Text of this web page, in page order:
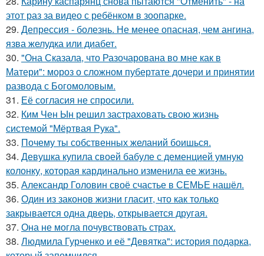
этот раз за видео с ребёнком в зоопарке.
29. Депрессия - болезнь. Не менее опасная, чем ангина,
язва желудка или диабет.
30. "Она Сказала, что Разочарована во мне как в
Матери": мороз о сложном пубертате дочери и принятии
развода с Богомоловым.
31. Её согласия не спросили.
32. Ким Чен Ын решил застраховать свою жизнь
системой "Мёртвая Рука".
33. Почему ты собственных желаний боишься.
34. Девушка купила своей бабуле с деменцией умную
колонку, которая кардинально изменила ее жизнь.
35. Александр Головин своё счастье в СЕМЬЕ нашёл.
36. Один из законов жизни гласит, что как только
закрывается одна дверь, открывается другая.
37. Она не могла почувствовать страх.
38. Людмила Гурченко и её "Девятка": история подарка,